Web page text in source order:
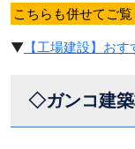
こちらも併せてご覧
▼ 【工場建設】お
◇ガンコ建